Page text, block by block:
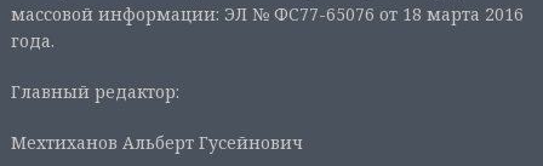
массовой информации: ЭЛ № ФС77-65076 от 18 марта 2016
года.
Главный редактор:
Мехтиханов Альберт Гусейнович